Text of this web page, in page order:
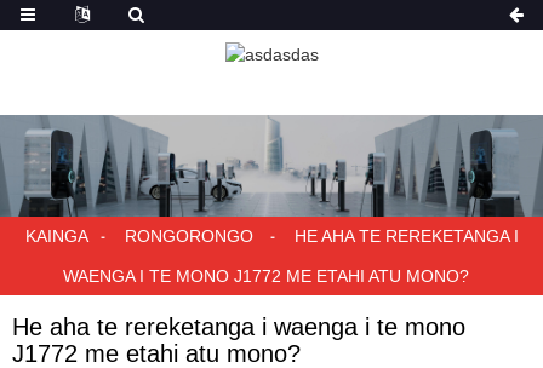
KAINGA RONGORONGO HE AHA TE REREKETANGA I
WAENGA I TE MONO J1772 ME ETAHI ATU MONO?
He aha te rereketanga i waenga i te mono
J1772 me etahi atu mono?